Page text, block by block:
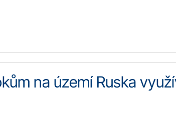
na území Ruska